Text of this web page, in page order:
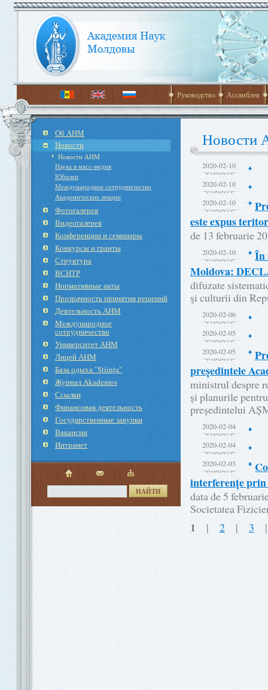
Руководство Ассамблея
Об АНМ
Новости
Новости АНМ
Наука в масс-медия
Юбилеи
Международное cотрудничество
Академические лекции
Фотогалерея
Видеогалерея
Конференции и семинары
Конкурсы и гранты
Структура
ВСНТР
Нормативные акты
Прозрачность принятия решений
Деятельность АНМ
Международное
cотрудничество
Университет АНМ
Лицей АНМ
База одыха "Ştiinţa"
Журнал Akademos
Ссылки
Финансовая деятельность
Государственные закупки
Вакансии
Интранет
НАЙТИ
2020-02-10
2020-02-10
2020-02-10
este expus
de 13 februarie
2020-02-10
În
Moldova:
difuzate
şi culturii din
2020-02-06
2020-02-05
2020-02-05
președintele
ministrul despre
și planurile
președintelui
2020-02-04
2020-02-04
2020-02-03
interferențe
data de 5
Societatea
1 | 2 | 3